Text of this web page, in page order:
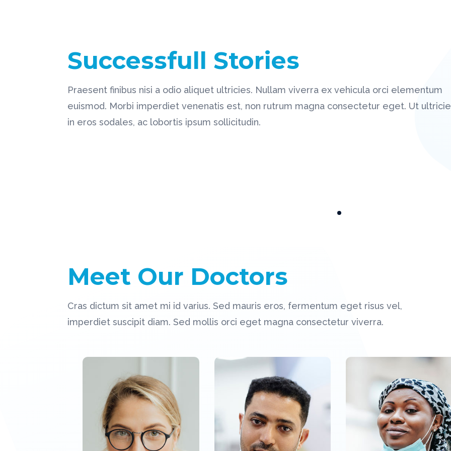
Successfull Stories
Praesent finibus nisi a odio aliquet ultricies. Nullam viverra ex vehicula orci elementum
euismod. Morbi imperdiet venenatis est, non rutrum magna consectetur eget. Ut
in eros sodales, ac lobortis ipsum sollicitudin.
Meet Our Doctors
Cras dictum sit amet mi id varius. Sed mauris eros, fermentum eget risus vel,
imperdiet suscipit diam. Sed mollis orci eget magna consectetur viverra.